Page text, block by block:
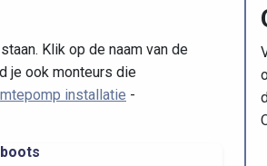
Klik op de naam van de
je ook monteurs die
installatie -